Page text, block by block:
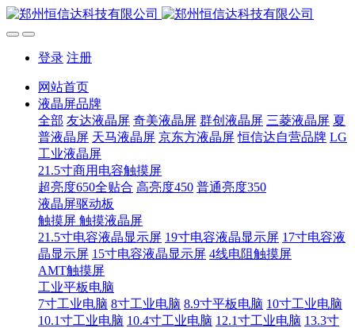
登录 注册
网站首页
液晶屏品牌
全部 友达液晶屏 奇美液晶屏 群创液晶屏 三菱液晶屏 夏
普液晶屏 天马液晶屏 京东方液晶屏 恒信达自营品牌 LG
工业液晶屏
21.5寸商用电容触摸屏
超亮度650全贴合 高亮度450 普通亮度350
液晶屏驱动板
触摸屏 触摸液晶屏
21.5寸电容液晶显示屏 19寸电容液晶显示屏 17寸电容液
晶显示屏 15寸电容液晶显示屏 4线电阻触摸屏
AMT触摸屏
工业平板电脑
7寸工业电脑 8寸工业电脑 8.9寸平板电脑 10寸工业电脑
10.1寸工业电脑 10.4寸工业电脑 12.1寸工业电脑 13.3寸